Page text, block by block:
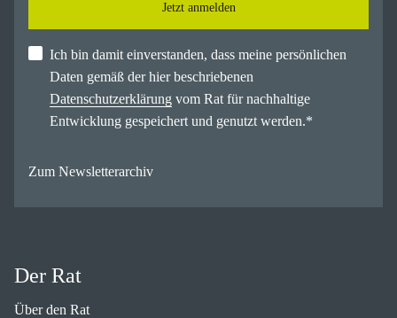
Jetzt anmelden
Ich bin damit einverstanden, dass meine persönlichen
Daten gemäß der hier beschriebenen
Datenschutzerklärung vom Rat für nachhaltige
Entwicklung gespeichert und genutzt werden.*
Zum Newsletterarchiv
Der Rat
Über den Rat